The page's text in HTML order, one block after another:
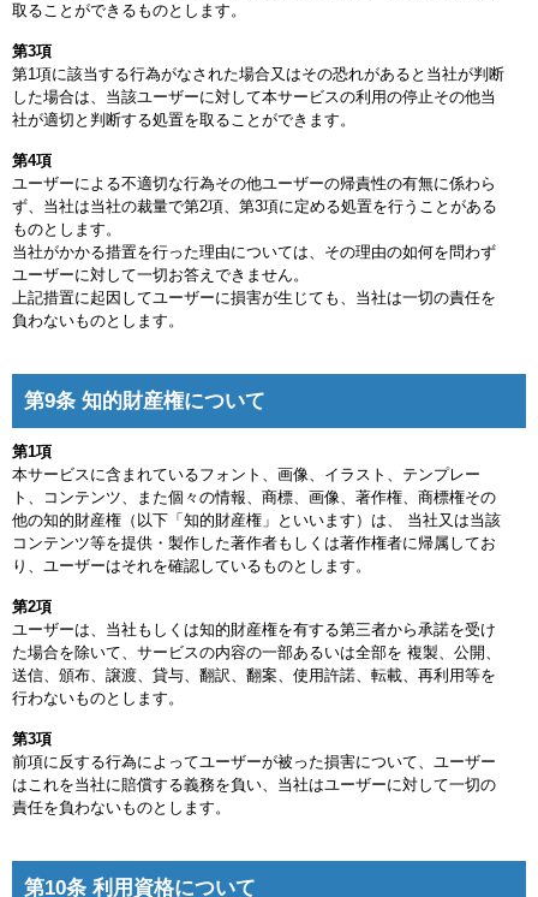
取ることができるものとします。
第3項
第1項に該当する行為がなされた場合又はその恐れがあると当社が判断
した場合は、当該ユーザーに対して本サービスの利用の停止その他当
社が適切と判断する処置を取ることができます。
第4項
ユーザーによる不適切な行為その他ユーザーの帰責性の有無に係わら
ず、当社は当社の裁量で第2項、第3項に定める処置を行うことがある
ものとします。
当社がかかる措置を行った理由については、その理由の如何を問わず
ユーザーに対して一切お答えできません。
上記措置に起因してユーザーに損害が生じても、当社は一切の責任を
負わないものとします。
第9条 知的財産権について
第1項
本サービスに含まれているフォント、画像、イラスト、テンプレー
ト、コンテンツ、また個々の情報、商標、画像、著作権、商標権その
他の知的財産権（以下「知的財産権」といいます）は、 当社又は当該
コンテンツ等を提供・製作した著作者もしくは著作権者に帰属してお
り、ユーザーはそれを確認しているものとします。
第2項
ユーザーは、当社もしくは知的財産権を有する第三者から承諾を受け
た場合を除いて、サービスの内容の一部あるいは全部を 複製、公開、
送信、頒布、譲渡、貸与、翻訳、翻案、使用許諾、転載、再利用等を
行わないものとします。
第3項
前項に反する行為によってユーザーが被った損害について、ユーザー
はこれを当社に賠償する義務を負い、当社はユーザーに対して一切の
責任を負わないものとします。
第10条 利用資格について